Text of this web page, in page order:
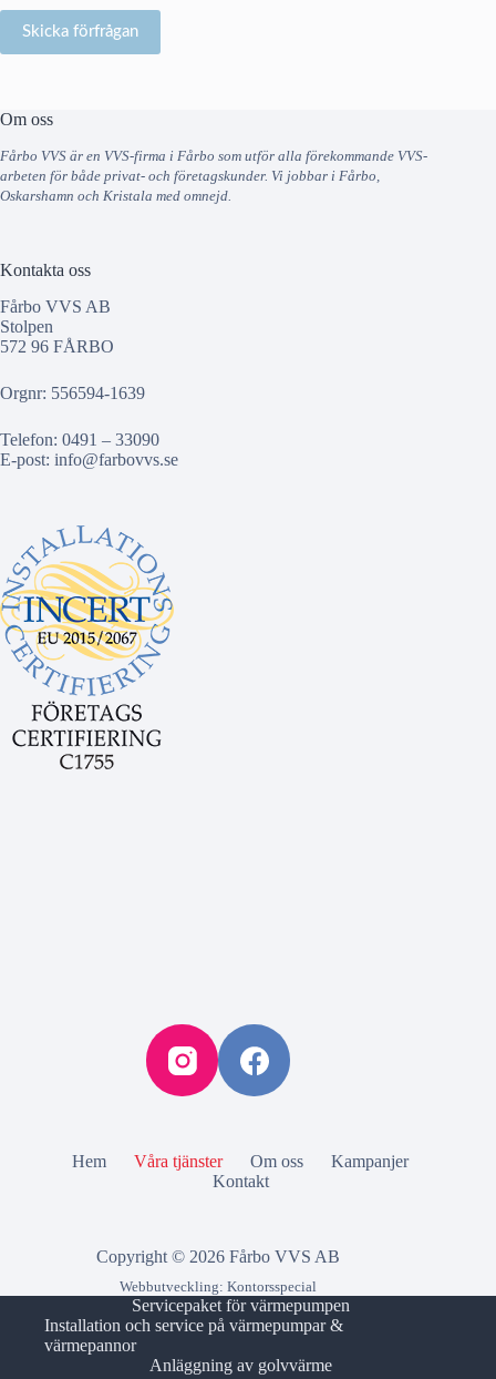
Om oss
Fårbo VVS är en VVS-firma i Fårbo som utför alla förekommande VVS-
arbeten för både privat- och företagskunder. Vi jobbar i Fårbo,
Oskarshamn och Kristala med omnejd.
Kontakta oss
Fårbo VVS AB
Stolpen
572 96 FÅRBO
Orgnr: 556594-1639
Telefon: 0491 – 33090
E-post: info@farbovvs.se
Hem Våra tjänster Om oss
Kampanjer
Kontakt
Copyright © 2026 Fårbo VVS AB
Webbutveckling:Kontorsspecial
Servicepaket för värmepumpen
Installation och service på värmepumpar &
värmepannor
Anläggning av golvvärme